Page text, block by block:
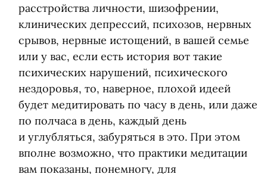
расстройства личности, шизофрении,
клинических депрессий, психозов, нервных
срывов, нервные истощений, в вашей семье
или у вас, если есть история вот такие
психических нарушений, психического
нездоровья, то, наверное, плохой идеей
будет медитировать по часу в день, или даже
по полчаса в день, каждый день
и углубляться, забуряться в это. При этом
вполне возможно, что практики медитации
вам показаны, понемногу, для